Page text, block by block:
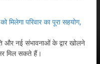
परिवार का पूरा सहयोग,
और नई संभावनाओं के द्वार खोलने
मिल सकते हैं।